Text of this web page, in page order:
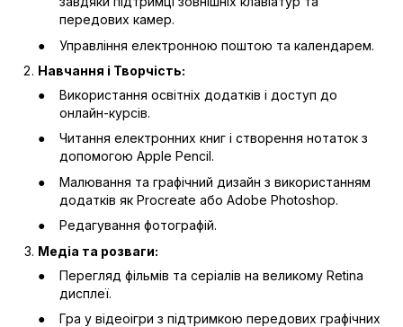
передових камер.
Управління електронною поштою та календарем.
Навчання і Творчість:
Використання освітніх додатків і доступ до
онлайн-курсів.
Читання електронних книг і створення нотаток з
допомогою Apple Pencil.
Малювання та графічний дизайн з використанням
додатків як Procreate або Adobe Photoshop.
Редагування фотографій.
Медіа та розваги:
Перегляд фільмів та серіалів на великому Retina
дисплеї.
Гра у відеоігри з підтримкою передових графічних